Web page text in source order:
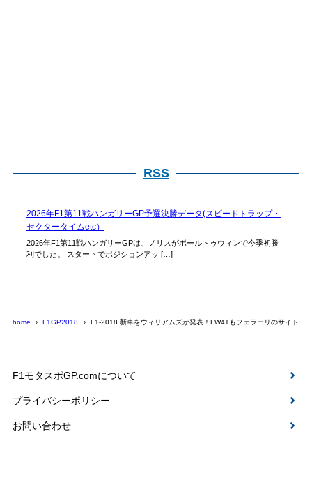
RSS
2026年F1第11戦ハンガリーGP予選決勝データ(スピードトラップ・
セクタータイムetc）
2026年F1第11戦ハンガリーGPは、ノリスがポールトゥウィンで今季初勝
利でした。 スタートでポジションアッ […]
home F1GP2018 F1-2018 新車をウィリアムズが発表！FW41もフェラーリのサイドポ
F1モタスポGP.comについて
プライバシーポリシー
お問い合わせ